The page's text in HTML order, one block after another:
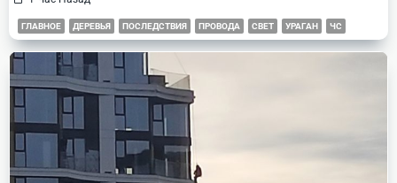
ГЛАВНОЕ ДЕРЕВЬЯ ПОСЛЕДСТВИЯ ПРОВОДА СВЕТ УРАГАН ЧС